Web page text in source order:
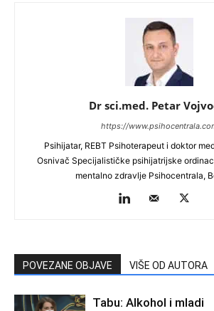
Dr sci.med. Petar
https://
Psihijatar, REBT Psihoterapeut i doktor
Osnivač Specijalističke psihijatrijske
mentalno zdravlje Psihocentrala,
POVEZANE OBJAVE VIŠE OD AUTORA
Tabu: Alkohol i mladi